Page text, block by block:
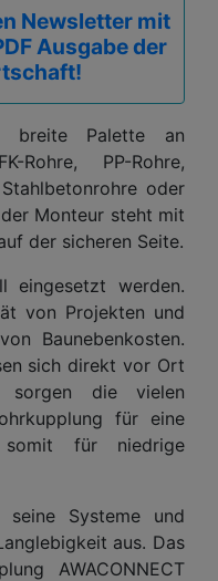
Newsletter mit
Ausgabe der
Palette an
Rohre, PP-Rohre,
oder
Monteur steht mit
der sicheren Seite.
eingesetzt werden.
von Projekten und
Baunebenkosten.
sich direkt vor Ort
die vielen
für eine
somit für niedrige
Systeme und
aus. Das
AWACONNECT